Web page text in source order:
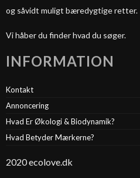
og såvidt muligt bæredygtige retter.
Vi håber du finder hvad du søger.
INFORMATION
Kontakt
Annoncering
Hvad Er Økologi & Biodynamik?
Hvad Betyder Mærkerne?
2020 ecolove.dk